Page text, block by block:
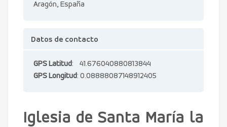
Aragón, España
Datos de contacto
GPS Latitud: 41.676040880813844
GPS Longitud: 0.08888087148912405
Iglesia de Santa María la